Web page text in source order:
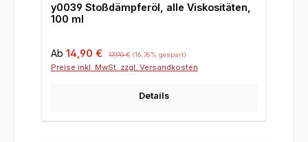
y0039 Stoßdämpferöl, alle Viskositäten,
100 ml
Verkaufspreis:
Ab 14,90 € 17,90 € (16.76% gespart)
Preise inkl. MwSt. zzgl. Versandkosten
Details